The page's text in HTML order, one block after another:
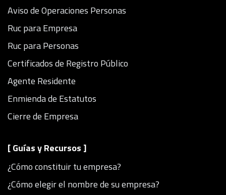
Aviso de Operaciones Personas
Ruc para Empresa
Ruc para Personas
Certificados de Registro Público
Agente Residente
Enmienda de Estatutos
Cierre de Empresa
[ Guías y Recursos ]
¿Cómo constituir tu empresa?
¿Cómo elegir el nombre de su empresa?